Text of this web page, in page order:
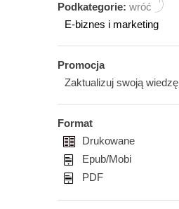
Podkategorie: wróć
E-biznes i marketing
Promocja
Zaktualizuj swoją wiedzę
Format
Drukowane
Epub/Mobi
PDF